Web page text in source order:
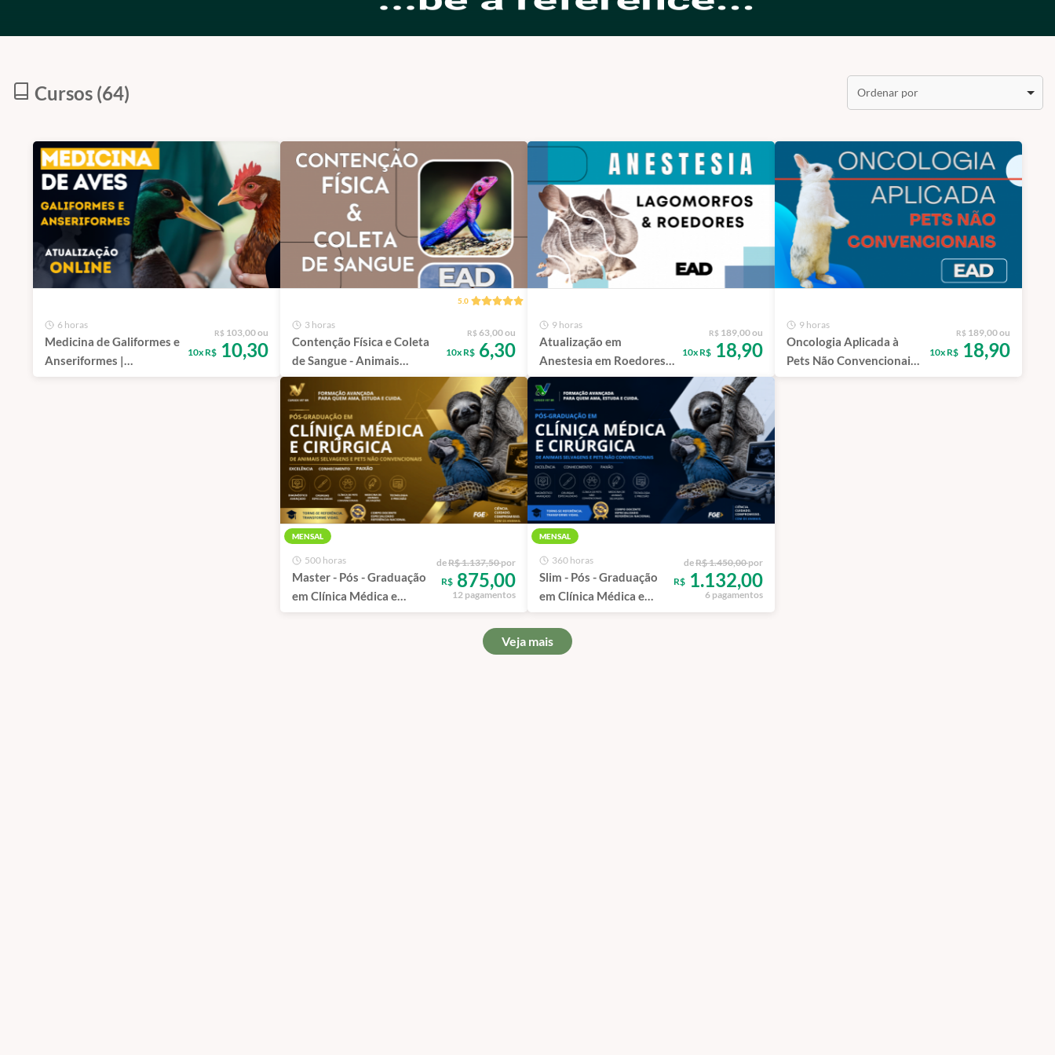
Cursos (64) Ordenar por
6 horas
Medicina de Galiformes e
Anseriformes |
Atualização - Curso de
R$ 103,00 ou
10x R$ 10,30
5.0
3 horas
Contenção Física e Coleta
de Sangue - Animais
Silvestres | Curso de
Capacitação EAD
R$ 63,00 ou
10x R$ 6,30
9 horas
Atualização em
Anestesia em Roedores e
Lagomorfos - Curso de
Capacitação EAD
R$ 189,00 ou
10x R$ 18,90
9 horas
Oncologia Aplicada à
Pets Não Convencionais
- Curso de Capacitação
R$ 189,00 ou
10x R$ 18,90
MENSAL
500 horas
Master - Pós - Graduação
em Clínica Médica e
Cirúrgica de Animais
deR$ 1.137,50por
R$ 875,00
12 pagamentos
MENSAL
360 horas
Slim - Pós - Graduação
em Clínica Médica e
Cirúrgica de Animais
Selvagens e Pets não
Convencionais
deR$ 1.450,00por
R$ 1.132,00
6 pagamentos
Veja mais